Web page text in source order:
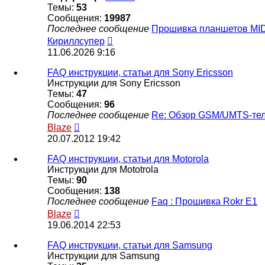
Темы: 53
Сообщения: 19987
Последнее сообщение Прошивка планшетов
Кириллсупер
к
сообщению
11.06.2026 9:16
FAQ инструкции, статьи для Sony Ericsson
Инструкции для Sony Ericsson
Темы: 47
Сообщения: 96
Последнее сообщение Re: Обзор GSM/UMTS-
Blaze
к
сообщению
20.07.2012 19:42
FAQ инструкции, статьи для Motorola
Инструкции для Mototrola
Темы: 90
Сообщения: 138
Последнее сообщение Faq : Прошивка Rokr E1
Blaze
к
сообщению
19.06.2014 22:53
FAQ инструкции, статьи для Samsung
Инструкции для Samsung